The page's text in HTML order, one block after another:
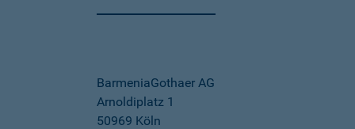
BarmeniaGothaer AG
Arnoldiplatz 1
50969 Köln